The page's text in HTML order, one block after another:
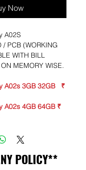
Now
A02S
/ PCB (WORKING
WITH BILL
MEMORY WISE.
A02s 3GB 32GB ₹
A02s 4GB 64GB ₹
POLICY**